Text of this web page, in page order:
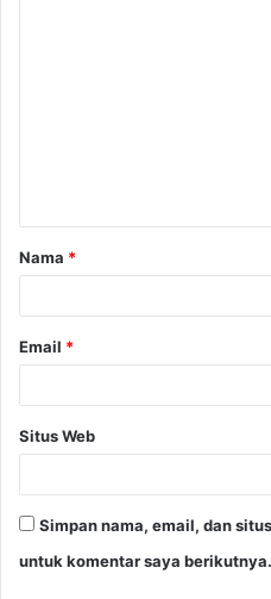
a
r
Nama *
Email *
Situs Web
Simpan nama, email, dan
untuk komentar saya berikutnya.